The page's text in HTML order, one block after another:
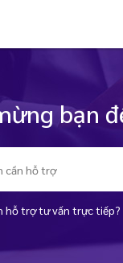
bạn
hỗ trợ tư vấn trực